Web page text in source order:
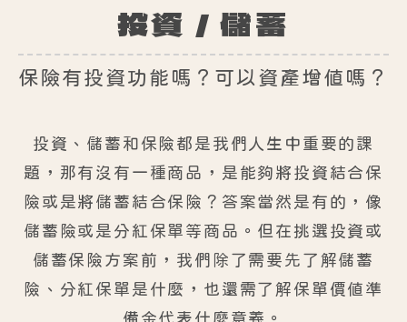
投資／儲蓄
保險有投資功能嗎？可以資產增值嗎？
投資、儲蓄和保險都是我們人生中重要的課
題，那有沒有一種商品，是能夠將投資結合保
險或是將儲蓄結合保險？答案當然是有的，像
儲蓄險或是分紅保單等商品。但在挑選投資或
儲蓄保險方案前，我們除了需要先了解儲蓄
險、分紅保單是什麼，也還需了解保單價值準
備金代表什麼意義。